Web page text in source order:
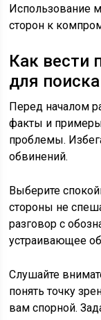
Использование
сторон к
Как вести
для
Перед началом
факты и
проблемы.
обвинений.
Выберите
стороны не
разговор с
устраивающее
Слушайте
понять точку
вам спорной.